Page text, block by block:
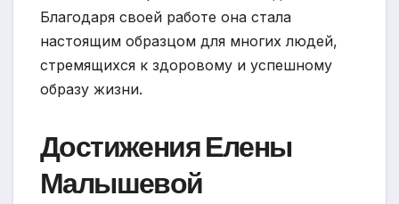
Благодаря своей работе она стала
настоящим образцом для многих людей,
стремящихся к здоровому и успешному
образу жизни.
Достижения Елены
Малышевой